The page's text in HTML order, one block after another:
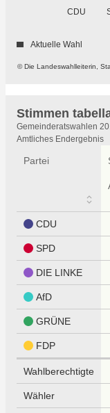
CDU
© Die Landeswahlleiterin,
Aktuelle Wahl
Stimmen
Stimmen
tabellarisch
Gemeinderatswahlen
Amtliches Endergebnis
Partei
CDU
SPD
DIE LINKE
AfD
GRÜNE
FDP
Wahlberechtigte
Wähler